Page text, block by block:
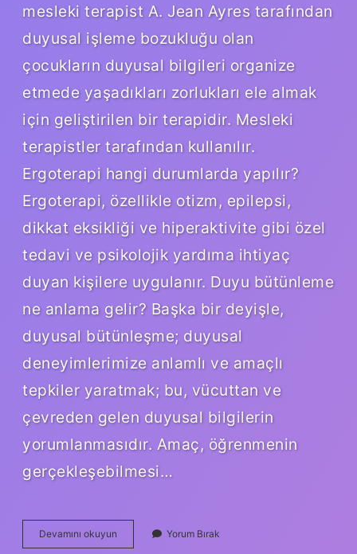
mesleki terapist A. Jean Ayres tarafından
duyusal işleme bozukluğu olan
çocukların duyusal bilgileri organize
etmede yaşadıkları zorlukları ele almak
için geliştirilen bir terapidir. Mesleki
terapistler tarafından kullanılır.
Ergoterapi hangi durumlarda yapılır?
Ergoterapi, özellikle otizm, epilepsi,
dikkat eksikliği ve hiperaktivite gibi özel
tedavi ve psikolojik yardıma ihtiyaç
duyan kişilere uygulanır. Duyu bütünleme
ne anlama gelir? Başka bir deyişle,
duyusal bütünleşme; duyusal
deneyimlerimize anlamlı ve amaçlı
tepkiler yaratmak; bu, vücuttan ve
çevreden gelen duyusal bilgilerin
yorumlanmasıdır. Amaç, öğrenmenin
gerçekleşebilmesi…
Devamını okuyun Ergoterapi
Ve
Yorum Bırak